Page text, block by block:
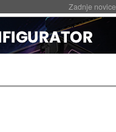
Zadnje novice